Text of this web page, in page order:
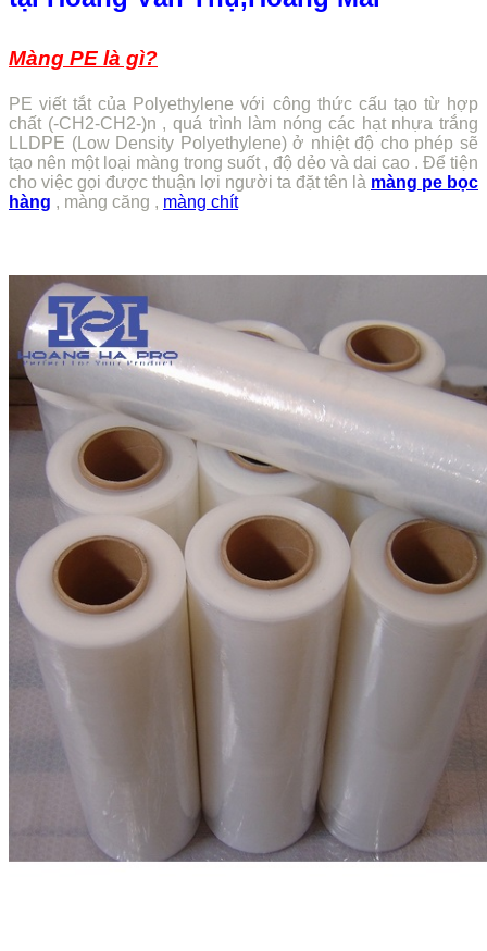
Màng PE là gì?
PE viết tắt của Polyethylene với công thức cấu tạo từ hợp
chất (-CH2-CH2-)n , quá trình làm nóng các hạt nhựa trắng
LLDPE (Low Density Polyethylene) ở nhiệt độ cho phép sẽ
tạo nên một loại màng trong suốt , độ dẻo và dai cao . Để tiện
cho việc gọi được thuận lợi người ta đặt tên là màng pe bọc
hàng , màng căng , màng chít